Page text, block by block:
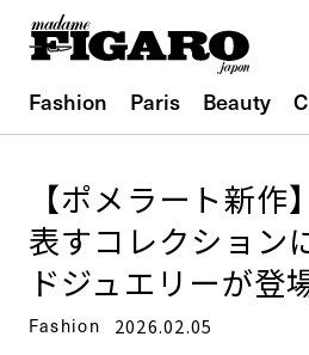
Fashion Paris Beauty
【ポメラート新作
表すコレクション
ドジュエリーが登場
Fashion 2026.02.05